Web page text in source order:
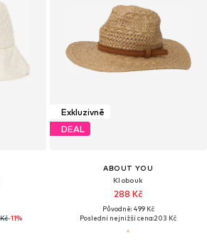
-11%
Exkluzivně
DEAL
ABOUT YOU
Klobouk
288 Kč
Původně: 499 Kč
Poslední nejnižší cena:203 Kč